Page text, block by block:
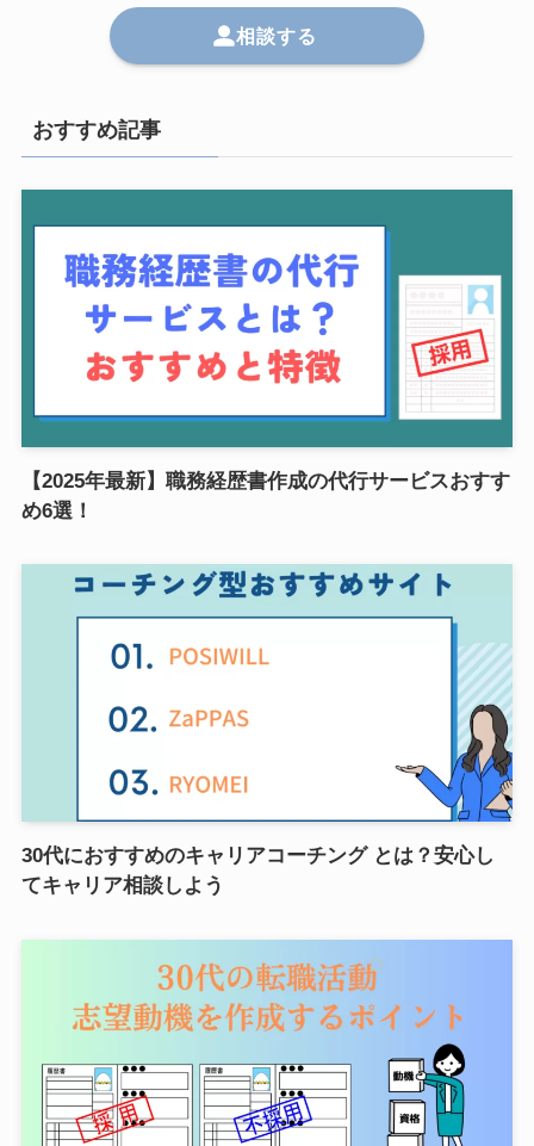
相談する
おすすめ記事
【2025年最新】職務経歴書作成の代行サービスおすす
め6選！
30代におすすめのキャリアコーチング とは？安心し
てキャリア相談しよう